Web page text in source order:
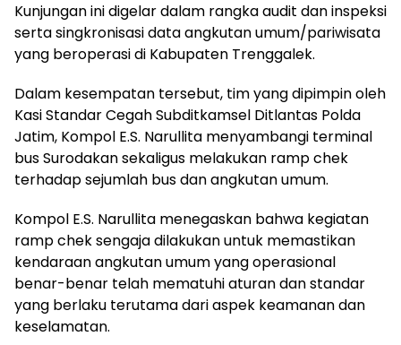
Kunjungan ini digelar dalam rangka audit dan inspeksi
serta singkronisasi data angkutan umum/pariwisata
yang beroperasi di Kabupaten Trenggalek.
Dalam kesempatan tersebut, tim yang dipimpin oleh
Kasi Standar Cegah Subditkamsel Ditlantas Polda
Jatim, Kompol E.S. Narullita menyambangi terminal
bus Surodakan sekaligus melakukan ramp chek
terhadap sejumlah bus dan angkutan umum.
Kompol E.S. Narullita menegaskan bahwa kegiatan
ramp chek sengaja dilakukan untuk memastikan
kendaraan angkutan umum yang operasional
benar-benar telah mematuhi aturan dan standar
yang berlaku terutama dari aspek keamanan dan
keselamatan.